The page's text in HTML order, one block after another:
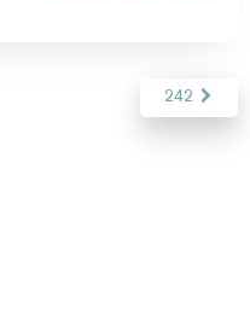
242